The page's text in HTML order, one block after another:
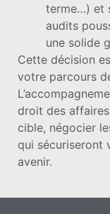
terme…) et
audits
une solide
Cette décision
votre parcours
droit des
cible, négocier
qui sécuriseront
avenir.